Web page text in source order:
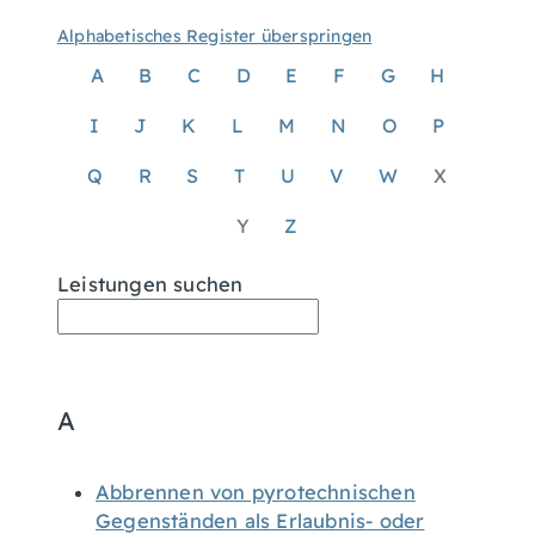
Alphabetisches Register überspringen
A B C D E F G H
I J K L M N O P
Q R S T U V W X
Y Z
Leistungen suchen
A
Abbrennen von pyrotechnischen
Gegenständen als Erlaubnis- oder